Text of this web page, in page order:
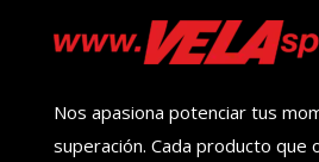
Nos apasiona potenciar tus
superación. Cada producto que